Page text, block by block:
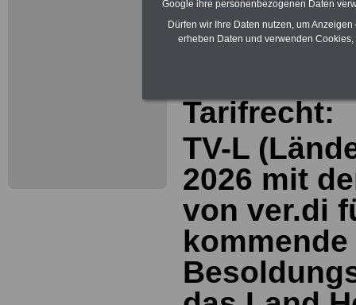
Tarifrecht:
TV-L
2026 mit
von ver.di
Google ihre personenbezogenen Daten
Dürfen wir Ihre Daten nutzen, um
erheben Daten und verwenden